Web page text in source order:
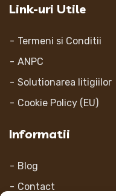
Link-uri Utile
Termeni si Conditii
ANPC
Solutionarea litigiilor
Cookie Policy (EU)
Informatii
Blog
Contact